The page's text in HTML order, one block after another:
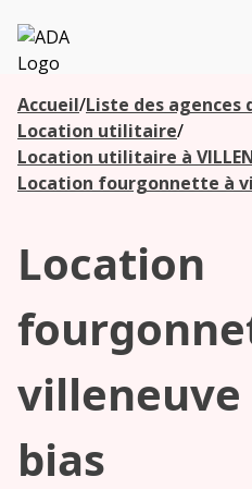
ADA
Accueil/Liste des agences
Location utilitaire/
Location utilitaire à
Location fourgonnette à
Location
bias
Les
agences à
proximité
Commencez
votre
recherche
pour voir les
proximité